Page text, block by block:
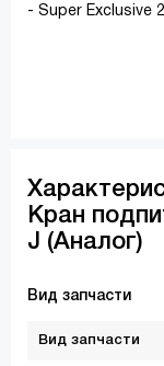
- Super Exclusive
Кран
J (Аналог)
Вид запчасти
Вид запчасти